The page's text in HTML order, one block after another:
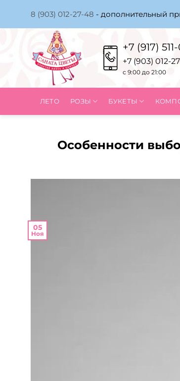
content
8 (903) 012-27-48 - дополнительный
+7 (917)
+7 (903) 012-
с 9:00 до 21:00
ЛЕТО РОЗЫ БУКЕТЫ
Особенности
05
Ноя